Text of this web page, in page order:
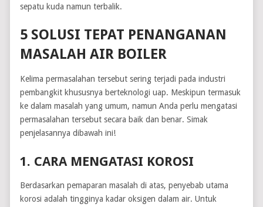
sepatu kuda namun terbalik.
5 SOLUSI TEPAT PENANGANAN
MASALAH AIR BOILER
Kelima permasalahan tersebut sering terjadi pada industri
pembangkit khususnya berteknologi uap. Meskipun termasuk
ke dalam masalah yang umum, namun Anda perlu mengatasi
permasalahan tersebut secara baik dan benar. Simak
penjelasannya dibawah ini!
1. CARA MENGATASI KOROSI
Berdasarkan pemaparan masalah di atas, penyebab utama
korosi adalah tingginya kadar oksigen dalam air. Untuk